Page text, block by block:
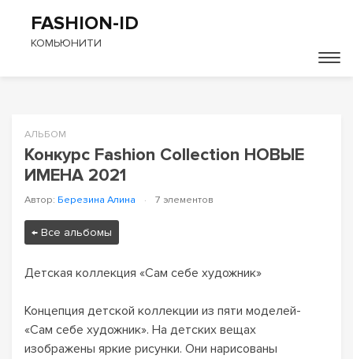
FASHION-ID
КОМЬЮНИТИ
АЛЬБОМ
Конкурс Fashion Collection НОВЫЕ
ИМЕНА 2021
Автор: Березина Алина · 7 элементов
← Все альбомы
Детская коллекция «Сам себе художник»
Концепция детской коллекции из пяти моделей-
«Сам себе художник». На детских вещах
изображены яркие рисунки. Они нарисованы